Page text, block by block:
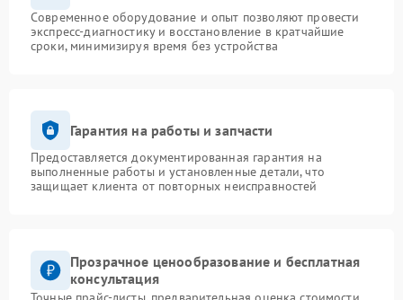
Современное оборудование и опыт позволяют провести
экспресс-диагностику и восстановление в кратчайшие
сроки, минимизируя время без устройства
Гарантия на работы и запчасти
Предоставляется документированная гарантия на
выполненные работы и установленные детали, что
защищает клиента от повторных неисправностей
Прозрачное ценообразование и бесплатная
консультация